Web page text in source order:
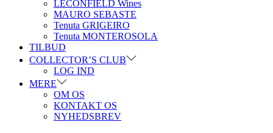
LECONFIELD Wines
MAURO SEBASTE
Tenuta GRIGEIRO
Tenuta MONTEROSOLA
TILBUD
COLLECTOR’S CLUB
LOG IND
MERE
OM OS
KONTAKT OS
NYHEDSBREV